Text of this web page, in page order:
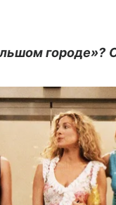
городе»?